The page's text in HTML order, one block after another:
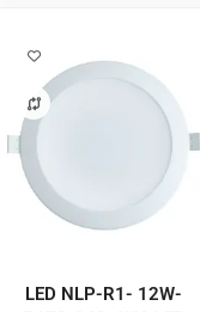
LED NLP-R1- 12W-